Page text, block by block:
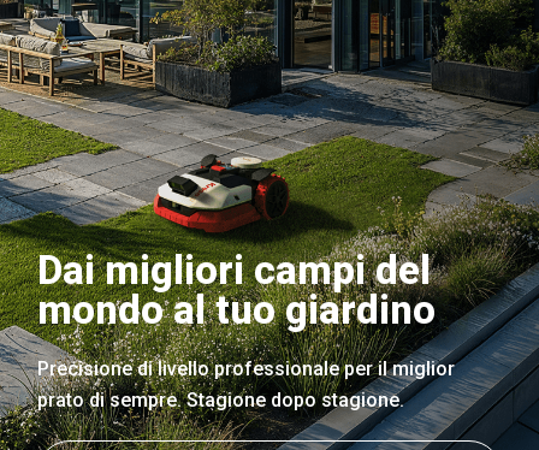
Dai migliori campi del
mondo al tuo giardino
Precisione di livello professionale per il miglior
prato di sempre. Stagione dopo stagione.